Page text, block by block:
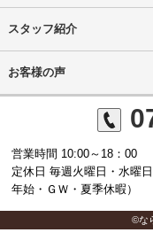
スタッフ紹介
お客様の声
営業時間 10:00～18：00
定休日 毎週火曜日・水曜
年始・ＧＷ・夏季休暇）
©な